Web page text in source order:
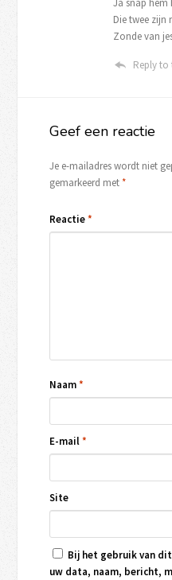
Die twee zijn
Zonde van
Reply to
Geef een reactie
Je e-mailadres wordt niet
gemarkeerd met*
Reactie*
Naam*
E-mail*
Site
Bij het gebruik van
uw data, naam, bericht,